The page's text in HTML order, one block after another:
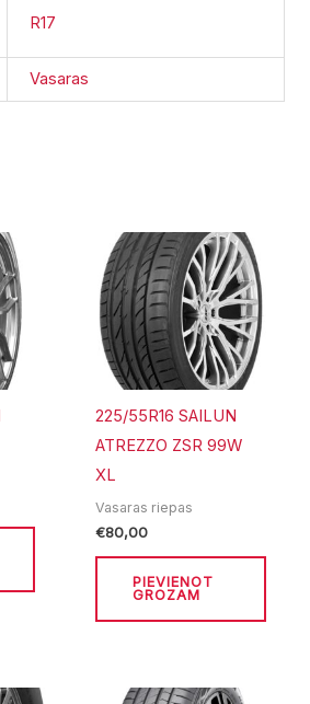
R17
Vasaras
225/55R16 SAILUN
ATREZZO ZSR 99W
XL
Vasaras riepas
€80,00
PIEVIENOT
GROZAM